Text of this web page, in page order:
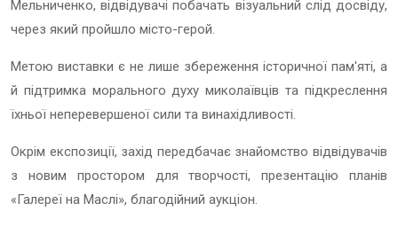
Мельниченко, відвідувачі побачать візуальний слід досвіду,
через який пройшло місто-герой.
Метою виставки є не лише збереження історичної пам'яті, а
й підтримка морального духу миколаївців та підкреслення
їхньої неперевершеної сили та винахідливості.
Окрім експозиції, захід передбачає знайомство відвідувачів
з новим простором для творчості, презентацію планів
«Галереї на Маслі», благодійний аукціон.